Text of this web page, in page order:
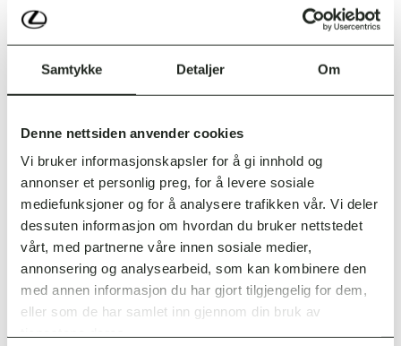
Samtykke Detaljer Om
Denne nettsiden anvender cookies
Vi bruker informasjonskapsler for å gi innhold og
annonser et personlig preg, for å levere sosiale
mediefunksjoner og for å analysere trafikken vår. Vi deler
dessuten informasjon om hvordan du bruker nettstedet
vårt, med partnerne våre innen sosiale medier,
annonsering og analysearbeid, som kan kombinere den
med annen informasjon du har gjort tilgjengelig for dem,
eller som de har samlet inn gjennom din bruk av
tjenestene deres.
Elektrisk justerbare seter, 8-veis
Elektrisk justerbar korsryggstøtte, 2-veis (F)
Radiation Heater / infrarød varme
PVM – Panoramic View Monitor
Klimaanlegg m/ 2 soner og Nanoe-e Tech
60/40 nedfellbare bakseter
14” multimediaskjerm med navigasjon
10 høyttalere
Trådløs lader
Nøkkelfritt system
Regnsensor
Digital nøkkel